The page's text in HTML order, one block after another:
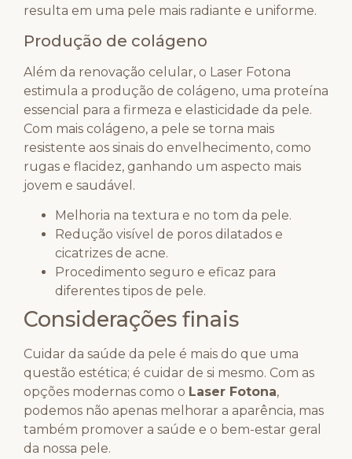
resulta em uma pele mais radiante e uniforme.
Produção de colágeno
Além da renovação celular, o Laser Fotona
estimula a produção de colágeno, uma proteína
essencial para a firmeza e elasticidade da pele.
Com mais colágeno, a pele se torna mais
resistente aos sinais do envelhecimento, como
rugas e flacidez, ganhando um aspecto mais
jovem e saudável.
Melhoria na textura e no tom da pele.
Redução visível de poros dilatados e
cicatrizes de acne.
Procedimento seguro e eficaz para
diferentes tipos de pele.
Considerações finais
Cuidar da saúde da pele é mais do que uma
questão estética; é cuidar de si mesmo. Com as
opções modernas como o Laser Fotona,
podemos não apenas melhorar a aparência, mas
também promover a saúde e o bem-estar geral
da nossa pele.